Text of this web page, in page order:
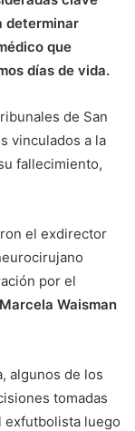
determinar
que
días de vida.
de San
vinculados a la
fallecimiento,
el exdirector
por el
Waisman
algunos de los
tomadas
exfutbolista luego